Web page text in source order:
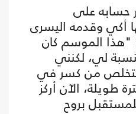
حسابه على
أكي وقدمه اليسرى
"هذا الموسم كان
لي، لكنني
من كسر في
الآن أركز
بروح